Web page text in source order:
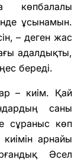
көпбалалы
ұсынамын.
– деген жас
адалдықты,
береді.
– киім. Қай
саны
сұраныс көп
арнайы
Әсел